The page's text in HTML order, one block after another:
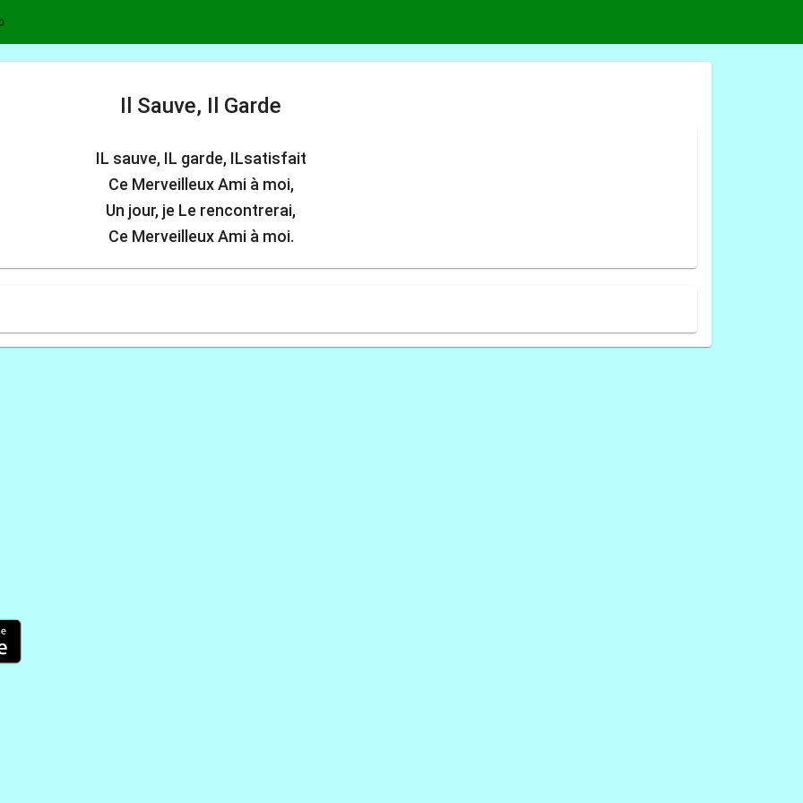
Il Sauve, Il Garde
IL sauve, IL garde, ILsatisfait
Ce Merveilleux Ami à moi,
Un jour, je Le rencontrerai,
Ce Merveilleux Ami à moi.